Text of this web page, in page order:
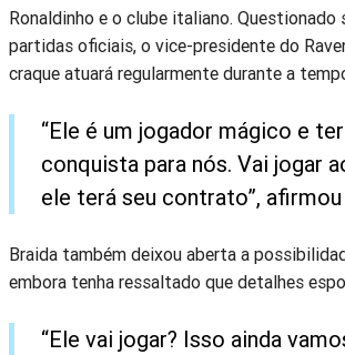
Ronaldinho e o clube italiano.
partidas oficiais, o vice-presidente do
craque atuará regularmente durante a
“Ele é um jogador mágico e
conquista para nós. Vai jogar
ele terá seu contrato”,
Braida também deixou aberta a
embora tenha ressaltado que detalhes
“Ele vai jogar? Isso ainda